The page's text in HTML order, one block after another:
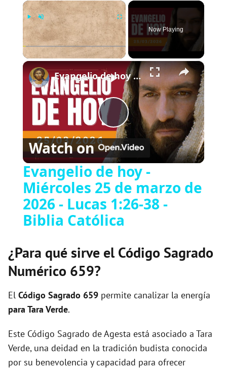
×
Fullscreen
Now Playing
×
Play
Video
Evangelio de hoy - Miércoles 25 de marzo de 2026 - Lucas 1:26-38 - Biblia Católica
Watch on
Evangelio de hoy -
Miércoles 25 de marzo de
2026 - Lucas 1:26-38 -
Biblia Católica
¿Para qué sirve el Código Sagrado
Numérico 659?
El Código Sagrado 659 permite canalizar la energía
para Tara Verde.
Este Código Sagrado de Agesta está asociado a Tara
Verde, una deidad en la tradición budista conocida
por su benevolencia y capacidad para ofrecer